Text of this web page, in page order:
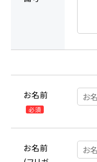
お名前
必須
お名前